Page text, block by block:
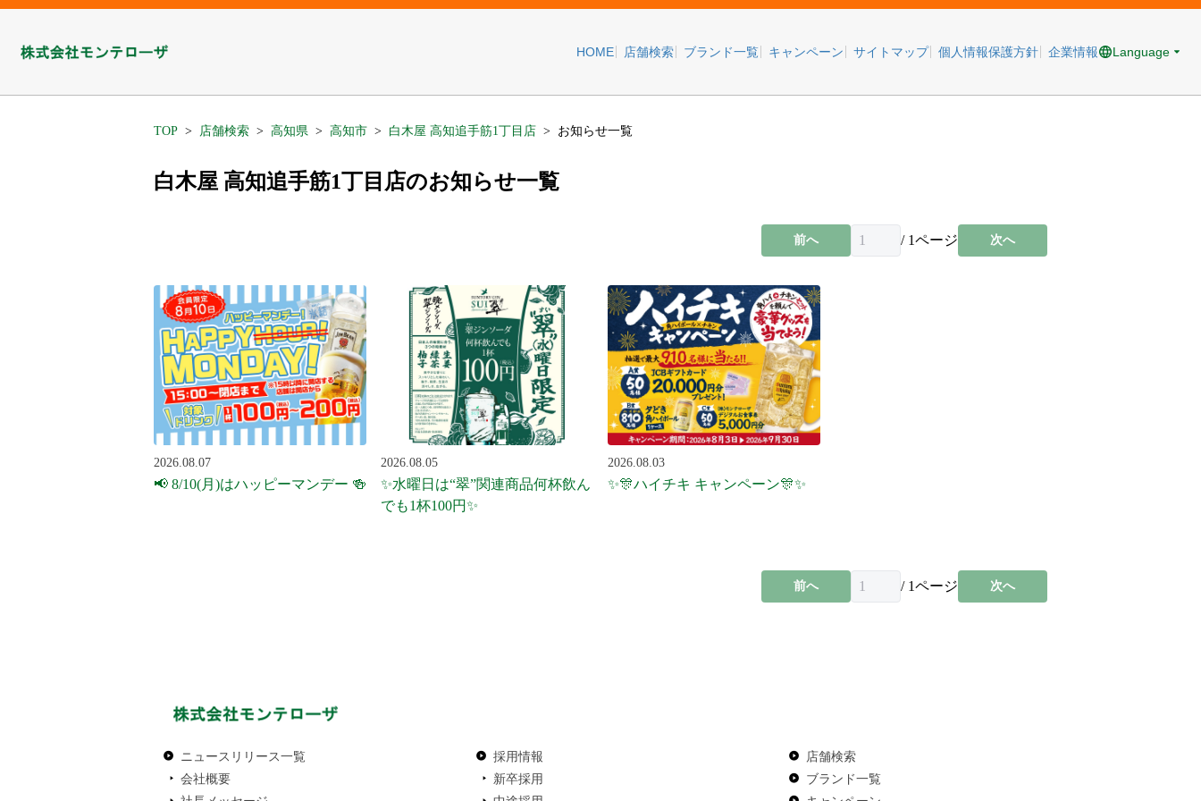
HOME 店舗検索 ブランド一覧 キャンペーン サイトマップ 個人情報保護方針 企業情報 Language
TOP 店舗検索 高知県 高知市 白木屋 高知追手筋1丁目店 お知らせ一覧
白木屋 高知追手筋1丁目店のお知らせ一覧
前へ / 1ページ 次へ
2026.08.07
📢 8/10(月)はハッピーマンデー 🍻
2026.08.05
✨水曜日は“翠”関連商品何杯飲ん
でも1杯100円✨
2026.08.03
✨🎊ハイチキ キャンペーン🎊✨
前へ / 1ページ 次へ
ニュースリリース一覧
会社概要
採用情報
新卒採用
店舗検索
ブランド一覧